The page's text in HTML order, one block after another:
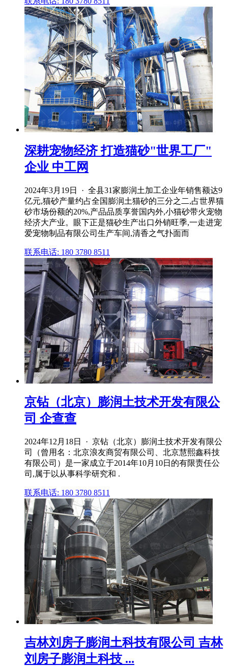
深耕宠物经济 打造猫砂"世界工厂"
企业 中工网
2024年3月19日 · 全县31家膨润土加工企业年销售额达9
亿元,猫砂产量约占全国膨润土猫砂的三分之二,占世界猫
砂市场份额的20%,产品品质享誉国内外,小猫砂带火宠物
经济大产业。眼下正是猫砂生产出口外销旺季,一走进宠
爱宠物制品有限公司生产车间,清香之气扑面而
联系电话: 180 3780 8511
京钻（北京）膨润土技术开发有限公
司 企查查
2024年12月18日 · 京钻（北京）膨润土技术开发有限公
司（曾用名：北京浪友商贸有限公司、北京慧熙鑫科技
有限公司）是⼀家成⽴于2014年10月10日的有限责任公
司,属于以从事科学研究和 .
联系电话: 180 3780 8511
吉林刘房子膨润土科技有限公司 吉林
刘房子膨润土科技 ...